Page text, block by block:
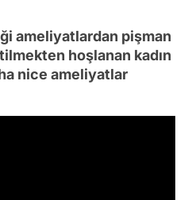
ameliyatlardan pişman
hoşlanan kadın
nice ameliyatlar